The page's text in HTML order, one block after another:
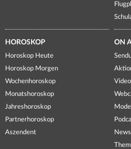
HOROSKOP
Horoskop Heute
Horoskop Morgen
Wochenhoroskop
Monatshoroskop
Jahreshoroskop
Partnerhoroskop
Aszendent
ON